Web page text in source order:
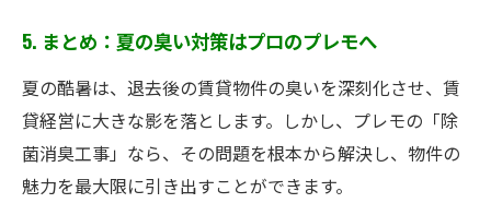
5. まとめ：夏の臭い対策はプロのプレモへ
夏の酷暑は、退去後の賃貸物件の臭いを深刻化させ、賃
貸経営に大きな影を落とします。しかし、プレモの「除
菌消臭工事」なら、その問題を根本から解決し、物件の
魅力を最大限に引き出すことができます。